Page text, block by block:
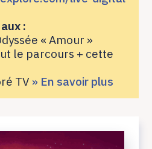
:
« Amour »
le parcours + cette
TV » En savoir plus